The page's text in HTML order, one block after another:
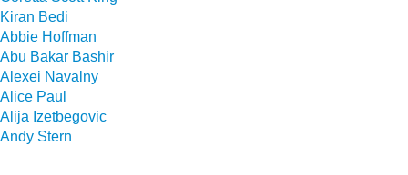
Kiran Bedi
Abbie Hoffman
Abu Bakar Bashir
Alexei Navalny
Alice Paul
Alija Izetbegovic
Andy Stern